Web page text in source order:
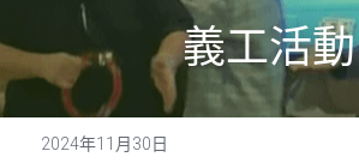
少警冷知識
最新消息
活在當下
義工活動
2024年11月30日